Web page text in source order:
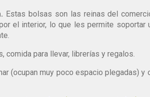
Estas bolsas son las reinas del
el interior, lo que les permite soportar
comida para llevar, librerías y regalos.
(ocupan muy poco espacio plegadas) y